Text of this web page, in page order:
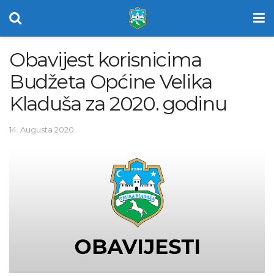
Obavijest korisnicima
Budžeta Općine Velika
Kladuša za 2020. godinu
14. Augusta 2020.